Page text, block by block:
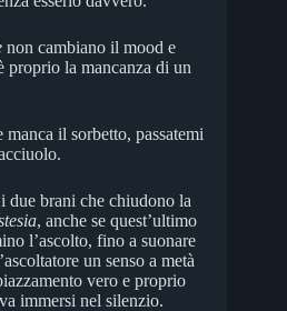
non cambiano il mood e
la mancanza di un
il sorbetto, passatemi
due brani che chiudono la
, anche se quest’ultimo
l’ascolto, fino a suonare
un senso a metà
vero e proprio
immersi nel silenzio.